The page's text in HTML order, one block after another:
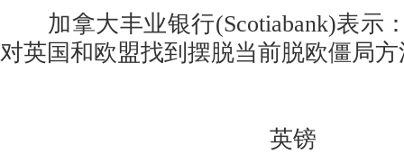
加拿大丰业银行(Scotiabank)表示
对英国和欧盟找到摆脱当前脱欧僵局
英镑